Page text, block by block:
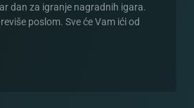
dan za igranje nagradnih igara.
poslom. Sve će Vam ići od